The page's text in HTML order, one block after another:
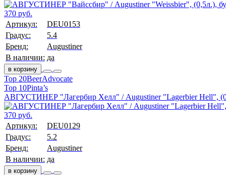
370 руб.
Артикул:
DEU0153
Градус:
5.4
Бренд:
Augustiner
В наличии: да
в корзину
Top 20BeerAdvocate
Top 10Pinta’s
АВГУСТИНЕР "Лагербир Хелл" / Augustiner "Lagerbier Hell",
370 руб.
Артикул:
DEU0129
Градус:
5.2
Бренд:
Augustiner
В наличии: да
в корзину